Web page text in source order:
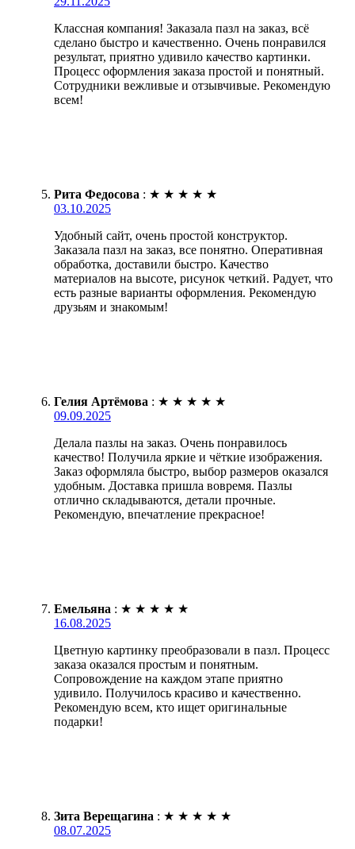
Классная компания! Заказала пазл на заказ, всё
сделано быстро и качественно. Очень понравился
результат, приятно удивило качество картинки.
Процесс оформления заказа простой и понятный.
Сотрудники вежливые и отзывчивые. Рекомендую
всем!
Рита Федосова : ★ ★ ★ ★ ★
03.10.2025
Удобный сайт, очень простой конструктор.
Заказала пазл на заказ, все понятно. Оперативная
обработка, доставили быстро. Качество
материалов на высоте, рисунок четкий. Радует, что
есть разные варианты оформления. Рекомендую
друзьям и знакомым!
Гелия Артёмова : ★ ★ ★ ★ ★
09.09.2025
Делала пазлы на заказ. Очень понравилось
качество! Получила яркие и чёткие изображения.
Заказ оформляла быстро, выбор размеров оказался
удобным. Доставка пришла вовремя. Пазлы
отлично складываются, детали прочные.
Рекомендую, впечатление прекрасное!
Емельяна : ★ ★ ★ ★ ★
16.08.2025
Цветную картинку преобразовали в пазл. Процесс
заказа оказался простым и понятным.
Сопровождение на каждом этапе приятно
удивило. Получилось красиво и качественно.
Рекомендую всем, кто ищет оригинальные
подарки!
Зита Верещагина : ★ ★ ★ ★ ★
08.07.2025